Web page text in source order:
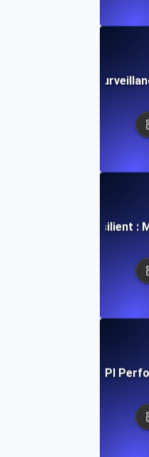
dans la
API résilient :
Study: Boosting API